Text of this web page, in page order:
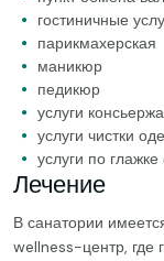
гостиничные
парикмахерская
маникюр
педикюр
услуги консьержа
услуги чистки
услуги по
Лечение
В санатории
wellness-центр, где